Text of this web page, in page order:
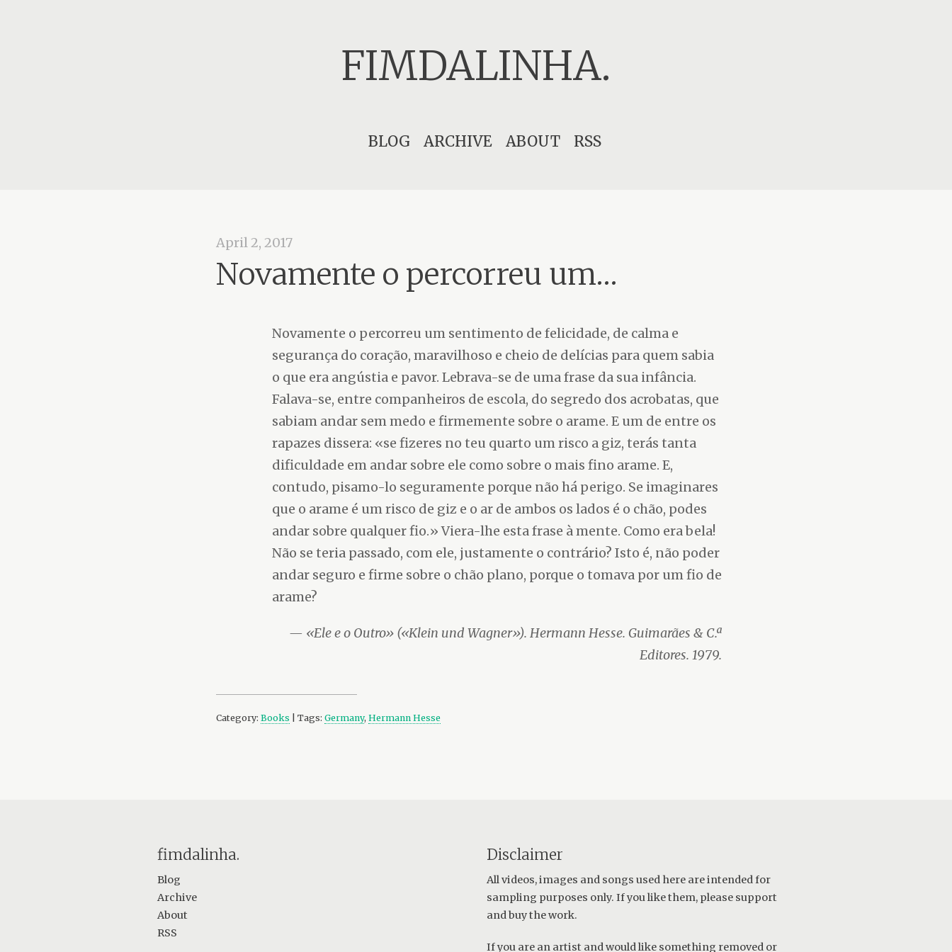
FIMDALINHA.
Skip
BLOG ARCHIVE ABOUT RSS
April 2, 2017
Novamente o percorreu um…
Novamente o percorreu um sentimento de felicidade, de calma e
segurança do coração, maravilhoso e cheio de delícias para quem sabia
o que era angústia e pavor. Lebrava-se de uma frase da sua infância.
Falava-se, entre companheiros de escola, do segredo dos acrobatas, que
sabiam andar sem medo e firmemente sobre o arame. E um de entre os
rapazes dissera: «se fizeres no teu quarto um risco a giz, terás tanta
dificuldade em andar sobre ele como sobre o mais fino arame. E,
contudo, pisamo-lo seguramente porque não há perigo. Se imaginares
que o arame é um risco de giz e o ar de ambos os lados é o chão, podes
andar sobre qualquer fio.» Viera-lhe esta frase à mente. Como era bela!
Não se teria passado, com ele, justamente o contrário? Isto é, não poder
andar seguro e firme sobre o chão plano, porque o tomava por um fio de
arame?
«Ele e o Outro» («Klein und Wagner»). Hermann Hesse. Guimarães & C.ª
Editores. 1979.
Category: Books | Tags: Germany, Hermann Hesse
fimdalinha.
Blog
Archive
About
RSS
Disclaimer
All videos, images and songs used here are intended for
sampling purposes only. If you like them, please support
and buy the work.
If you are an artist and would like something removed or